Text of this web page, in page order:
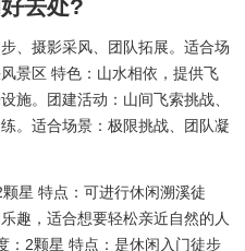
去处?
、摄影采风、团队拓展。适合场
景区 特色：山水相依，提供飞
施。团建活动：山间飞索挑战、
。适合场景：极限挑战、团队凝
星 特点：可进行休闲溯溪徒
趣，适合想要轻松亲近自然的人
：2颗星 特点：是休闲入门徒步